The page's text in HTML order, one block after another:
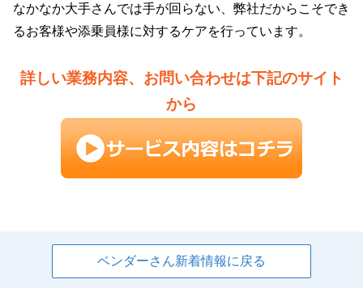
なかなか大手さんでは手が回らない、弊社だからこそでき
るお客様や添乗員様に対するケアを行っています。
詳しい業務内容、お問い合わせは下記のサイト
から
ベンダーさん新着情報に戻る